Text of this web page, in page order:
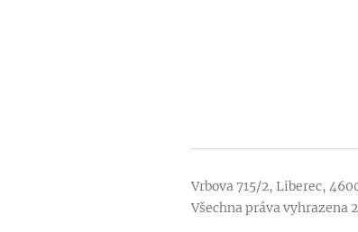
Vrbova 715/2, Liberec,
Všechna práva vyhrazena